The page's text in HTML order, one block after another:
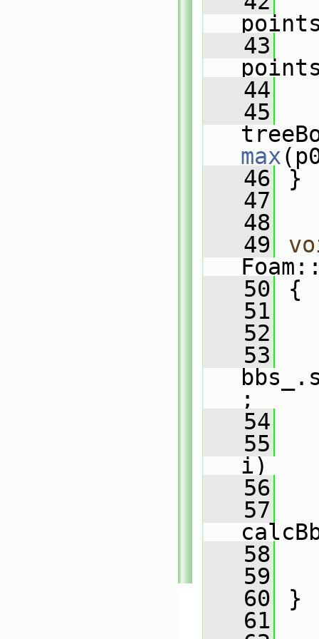
   43
   44
   45
max
   46
}
   47
   48
   49
   50
{
   51
   52
   53
;
   54
   55
i)
   56
   57
   58
   59
   60
}
   61